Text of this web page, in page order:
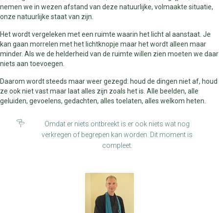
nemen we in wezen afstand van deze natuurlijke, volmaakte situatie,
onze natuurlijke staat van zijn.
Het wordt vergeleken met een ruimte waarin het licht al aanstaat. Je
kan gaan morrelen met het lichtknopje maar het wordt alleen maar
minder. Als we de helderheid van de ruimte willen zien moeten we daar
niets aan toevoegen.
Daarom wordt steeds maar weer gezegd: houd de dingen niet af, houd
ze ook niet vast maar laat alles zijn zoals het is. Alle beelden, alle
geluiden, gevoelens, gedachten, alles toelaten, alles welkom heten.
Omdat er niets ontbreekt is er ook niets wat nog
verkregen of begrepen kan worden. Dit moment is
compleet.